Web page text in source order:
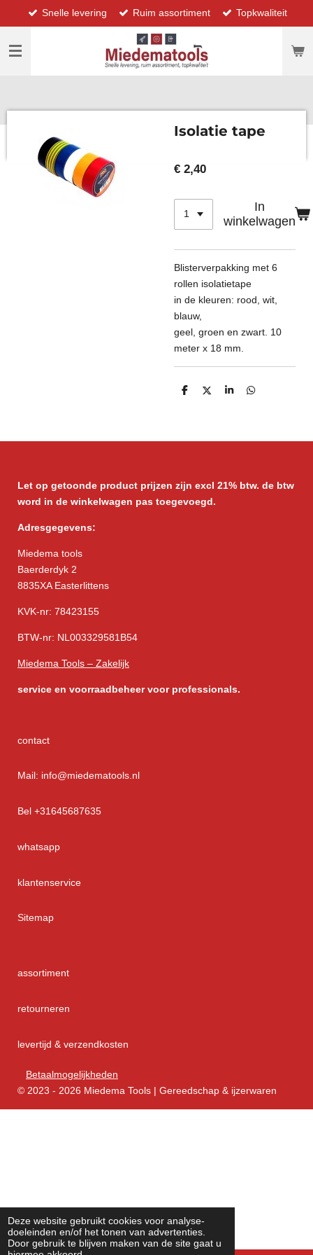
Deze website gebruikt cookies voor analyse-
doeleinden en/of het tonen van advertenties.
Door gebruik te blijven maken van de site gaat u
direct
naar
hoofdinhoud
Snelle levering Ruim assortiment Topkwaliteit
Isolatie tape
€ 2,40
In
winkelwagen
Blisterverpakking met 6
rollen isolatietape
in de kleuren: rood, wit,
blauw,
geel, groen en zwart. 10
meter x 18 mm.
D
D
S
D
Let op getoonde product prijzen zijn excl 21% btw. de btw
word in de winkelwagen pas toegevoegd.
Adresgegevens:
Miedema tools
Baerderdyk 2
8835XA Easterlittens
KVK-nr: 78423155
BTW-nr: NL003329581B54
Miedema Tools – Zakelijk
service en voorraadbeheer voor professionals.
contact
Mail: info@miedematools.nl
Bel +31645687635
whatsapp
klantenservice
Sitemap
assortiment
retourneren
levertijd & verzendkosten
Betaalmogelijkheden
© 2023 - 2026 Miedema Tools | Gereedschap & ijzerwaren